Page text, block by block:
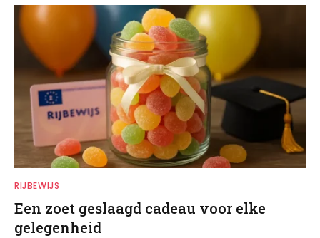
RIJBEWIJS
Een zoet geslaagd cadeau voor elke
gelegenheid